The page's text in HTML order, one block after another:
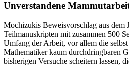
Unverstandene
Mochizukis Beweisvorschlag aus dem
Teilmanuskripten mit zusammen 500
Umfang der Arbeit, vor allem die selbst
Mathematiker kaum durchdringbaren
bisherigen Versuche scheitern lassen,